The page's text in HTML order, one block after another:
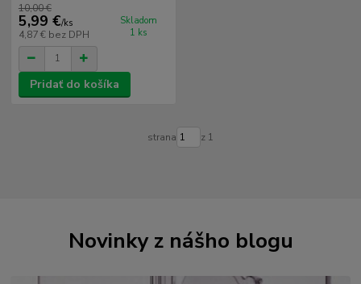
10,00 €
5,99 €/ks
4,87 € bez DPH
Skladom
1 ks
Pridať do košíka
strana z 1
Novinky z nášho blogu